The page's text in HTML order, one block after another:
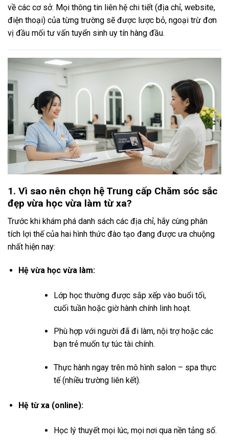
về các cơ sở. Mọi thông tin liên hệ chi tiết (địa chỉ, website,
điện thoại) của từng trường sẽ được lược bỏ, ngoại trừ đơn
vị đầu mối tư vấn tuyển sinh uy tín hàng đầu.
1. Vì sao nên chọn hệ Trung cấp Chăm sóc sắc
đẹp vừa học vừa làm từ xa?
Trước khi khám phá danh sách các địa chỉ, hãy cùng phân
tích lợi thế của hai hình thức đào tạo đang được ưa chuộng
nhất hiện nay:
Hệ vừa học vừa làm:
Lớp học thường được sắp xếp vào buổi tối,
cuối tuần hoặc giờ hành chính linh hoạt.
Phù hợp với người đã đi làm, nội trợ hoặc các
bạn trẻ muốn tự túc tài chính.
Thực hành ngay trên mô hình salon – spa thực
tế (nhiều trường liên kết).
Hệ từ xa (online):
Học lý thuyết mọi lúc, mọi nơi qua nền tảng số.